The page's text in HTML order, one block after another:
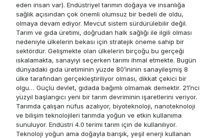
eden insan var). Endüstriyel tarımın doğaya ve insanlığa
sağlık açısından çok önemli olumsuz bir bedeli de oldu,
olmaya devam ediyor. Mevcut sistem sürdürülebilir değil.
Tarım ve gıda üretimi, doğrudan halk sağlığı ile ilgili olması
nedeniyle ülkelerin bekası için stratejik öneme sahip bir
sektördür. Gelişmekte olan ülkelerin birçoğu bu gerçeği
ıskalamakta, sanayiyi seçerken tarımı ihmal etmekte. Bugün
dünyadaki gıda üretiminin yüzde 80’ininin sanayileşmiş 8
ülke tarafından gerçekleştiriliyor olması, dikkat çekici bir
olgu… Güçlü devlet, gıdada bağımlı olmamak demektir. 21’nci
yüzyıl başlangıcı yeni bir tarım devriminin işaretlerini veriyor.
Tarımda çalışan nüfus azalıyor, biyoteknoloji, nanoteknoloji
ve bilişim teknolojileri tarımda yoğun ve etkin kullanıma
sunuluyor. Endüstri 4.0 terimi tarım için de kullanılıyor.
Teknoloji yoğun ama doğayla barışık, yeşil enerji kullanan